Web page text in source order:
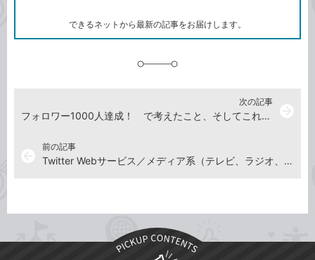
ク
できるネットから最新の記事をお届けします。
前の記事
Twitter Webサービス／メディア系（テレビ、ラジオ、新聞など）アカウント一覧
次の記事
フォロワー1000人達成！ で考えたこと、そしてこれから